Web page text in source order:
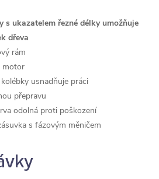
s ukazatelem řezné délky umožňuje
dřeva
rám
motor
usnadňuje práci
přepravu
odolná proti poškození
s fázovým měničem